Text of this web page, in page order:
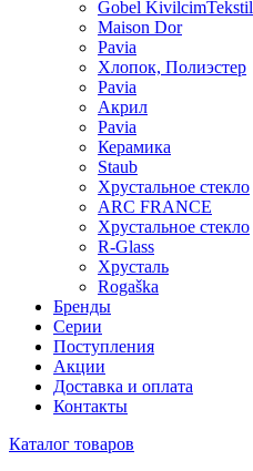
Gobel KivilcimTekstil
Maison Dor
Pavia
Хлопок, Полиэстер
Pavia
Акрил
Pavia
Керамика
Staub
Хрустальное стекло
ARC FRANCE
Хрустальное стекло
R-Glass
Хрусталь
Rogaška
Бренды
Серии
Поступления
Акции
Доставка и оплата
Контакты
Каталог товаров